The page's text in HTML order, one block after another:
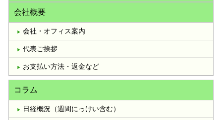
会社概要
会社・オフィス案内
代表ご挨拶
お支払い方法・返金など
コラム
日経概況（週間にっけい含む）